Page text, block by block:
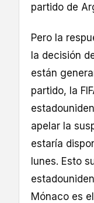
partido de
Pero la
la decisión
están
partido, la
apelar la
estaría
lunes. Esto
Mónaco es